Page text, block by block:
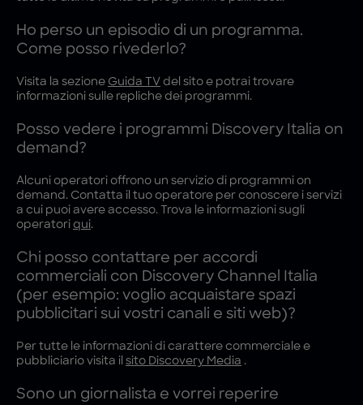
Ho perso un episodio di un programma.
Come posso rivederlo?
Visita la sezione Guida TV del sito e potrai trovare
informazioni sulle repliche dei programmi.
Posso vedere i programmi Discovery Italia on
demand?
Alcuni operatori offrono un servizio di programmi on
demand. Contatta il tuo operatore per conoscere i servizi
a cui puoi avere accesso. Trova le informazioni sugli
operatori qui.
Chi posso contattare per accordi
commerciali con Discovery Channel Italia
(per esempio: voglio acquaistare spazi
pubblicitari sui vostri canali e siti web)?
Per tutte le informazioni di carattere commerciale e
pubbliciario visita il sito Discovery Media .
Sono un giornalista e vorrei reperire